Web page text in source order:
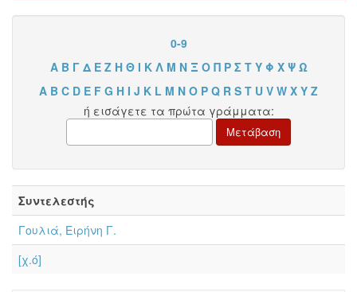
0-9
Α Β Γ Δ Ε Ζ Η Θ Ι Κ Λ Μ Ν Ξ Ο Π Ρ Σ Τ Υ Φ Χ Ψ Ω
A B C D E F G H I J K L M N O P Q R S T U V W X Y Z
ή εισάγετε τα πρώτα γράμματα:
Συντελεστής
Γουλιά, Ειρήνη Γ.
[χ.ό]